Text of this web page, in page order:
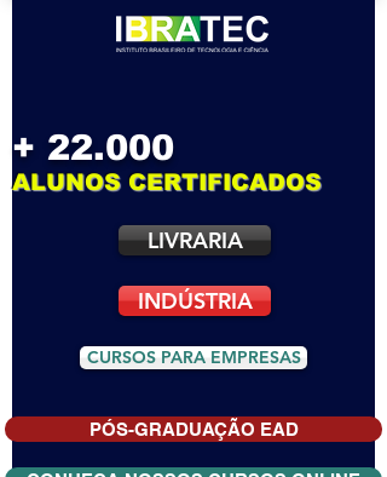
+ 22.000
ALUNOS CERTIFICADOS
LIVRARIA
INDÚSTRIA
CURSOS PARA EMPRESAS
PÓS-GRADUAÇÃO EAD